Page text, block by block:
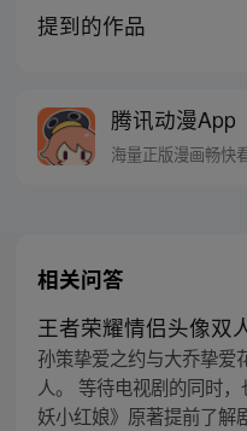
提到的作品
腾讯动漫App
海量正版漫画畅快
相关问答
王者荣耀情侣头像双
孙策挚爱之约与大乔挚爱
人。 等待电视剧的同时
妖小红娘》原著提前了解